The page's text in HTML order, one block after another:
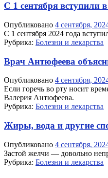
С 1 сентября вступили
Опубликовано 4 сентября,
С 1 сентября 2024 года
Рубрика: Болезни и лекарства
Врач Антюфеева
Опубликовано 4 сентября,
Если горечь во рту носит
Валерия Антюфеева.
Рубрика: Болезни и лекарства
Жиры, вода и другие
Опубликовано 4 сентября,
Застой желчи — довольно
Рубрика: Болезни и лекарства